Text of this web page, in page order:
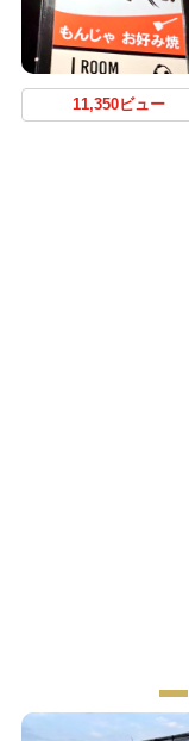
11,350ビュー